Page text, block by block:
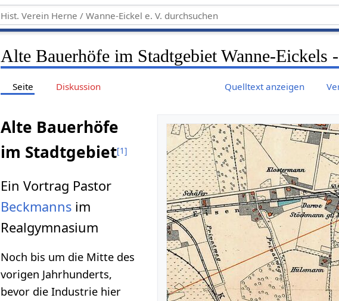
Alte Bauerhöfe im Stadtgebiet Wanne-Eickels
Seite Diskussion Quelltext anzeigen
Alte Bauerhöfe
im Stadtgebiet[1]
Ein Vortrag Pastor
Beckmanns im
Realgymnasium
Noch bis um die Mitte des
vorigen Jahrhunderts,
bevor die Industrie hier